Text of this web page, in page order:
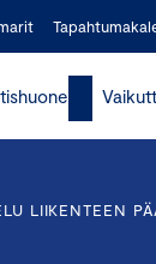
LIIKENTEEN